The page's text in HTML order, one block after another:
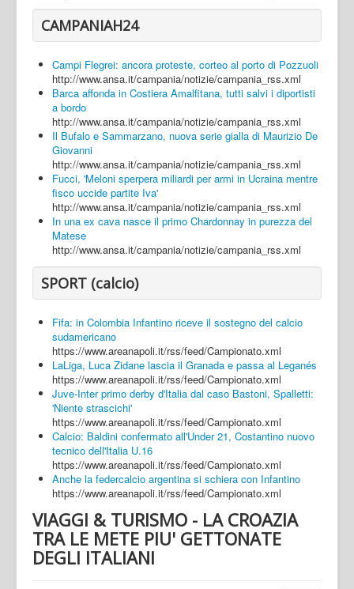
CAMPANIAH24
Campi Flegrei: ancora proteste, corteo al porto di Pozzuoli
http://www.ansa.it/campania/notizie/campania_rss.xml
Barca affonda in Costiera Amalfitana, tutti salvi i diportisti
a bordo
http://www.ansa.it/campania/notizie/campania_rss.xml
Il Bufalo e Sammarzano, nuova serie gialla di Maurizio De
Giovanni
http://www.ansa.it/campania/notizie/campania_rss.xml
Fucci, 'Meloni sperpera miliardi per armi in Ucraina mentre
fisco uccide partite Iva'
http://www.ansa.it/campania/notizie/campania_rss.xml
In una ex cava nasce il primo Chardonnay in purezza del
Matese
http://www.ansa.it/campania/notizie/campania_rss.xml
SPORT (calcio)
Fifa: in Colombia Infantino riceve il sostegno del calcio
sudamericano
https://www.areanapoli.it/rss/feed/Campionato.xml
LaLiga, Luca Zidane lascia il Granada e passa al Leganés
https://www.areanapoli.it/rss/feed/Campionato.xml
Juve-Inter primo derby d'Italia dal caso Bastoni, Spalletti:
'Niente strascichi'
https://www.areanapoli.it/rss/feed/Campionato.xml
Calcio: Baldini confermato all'Under 21, Costantino nuovo
tecnico dell'Italia U.16
https://www.areanapoli.it/rss/feed/Campionato.xml
Anche la federcalcio argentina si schiera con Infantino
https://www.areanapoli.it/rss/feed/Campionato.xml
VIAGGI & TURISMO - LA CROAZIA
TRA LE METE PIU' GETTONATE
DEGLI ITALIANI